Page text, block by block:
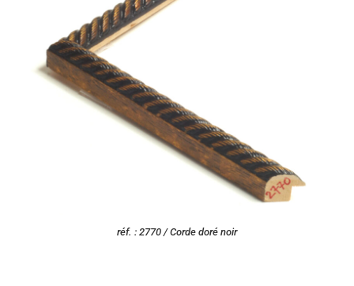
réf. : 2770 / Corde doré noir